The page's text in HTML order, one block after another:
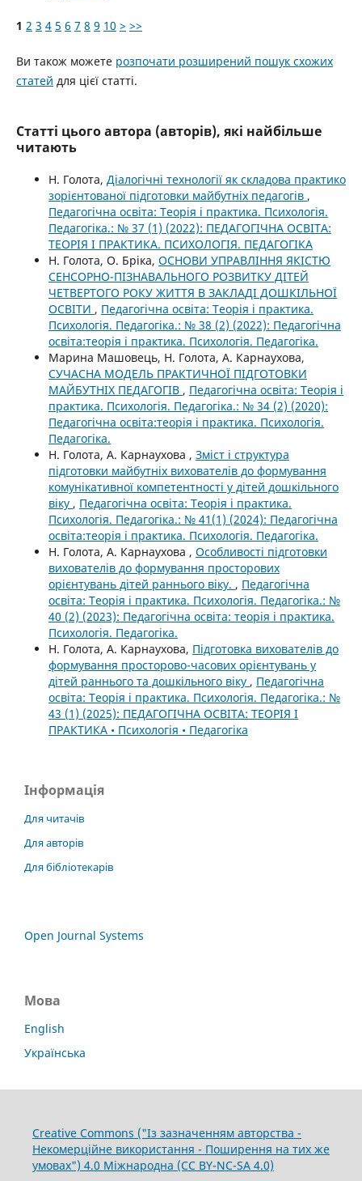
1 2 3 4 5 6 7 8 9 10 > >>
Ви також можете розпочати розширений пошук схожих
статей для цієї статті.
Статті цього автора (авторів), які найбільше
читають
Н. Голота, Діалогічні технології як складова практико
зорієнтованої підготовки майбутніх педагогів ,
Педагогічна освіта: Теорія і практика. Психологія.
Педагогіка.: № 37 (1) (2022): ПЕДАГОГІЧНА ОСВІТА:
ТЕОРІЯ І ПРАКТИКА. ПСИХОЛОГІЯ. ПЕДАГОГІКА
Н. Голота, О. Бріка, ОСНОВИ УПРАВЛІННЯ ЯКІСТЮ
СЕНСОРНО-ПІЗНАВАЛЬНОГО РОЗВИТКУ ДІТЕЙ
ЧЕТВЕРТОГО РОКУ ЖИТТЯ В ЗАКЛАДІ ДОШКІЛЬНОЇ
ОСВІТИ , Педагогічна освіта: Теорія і практика.
Психологія. Педагогіка.: № 38 (2) (2022): Педагогічна
освіта:теорія і практика. Психологія. Педагогіка.
Марина Машовець, Н. Голота, А. Карнаухова,
СУЧАСНА МОДЕЛЬ ПРАКТИЧНОЇ ПІДГОТОВКИ
МАЙБУТНІХ ПЕДАГОГІВ , Педагогічна освіта: Теорія і
практика. Психологія. Педагогіка.: № 34 (2) (2020):
Педагогічна освіта:теорія і практика. Психологія.
Педагогіка.
Н. Голота, А. Карнаухова , Зміст і структура
підготовки майбутніх вихователів до формування
комунікативної компетентності у дітей дошкільного
віку , Педагогічна освіта: Теорія і практика.
Психологія. Педагогіка.: № 41(1) (2024): Педагогічна
освіта:теорія і практика. Психологія. Педагогіка.
Н. Голота, А. Карнаухова , Особливості підготовки
вихователів до формування просторових
орієнтувань дітей раннього віку. , Педагогічна
освіта: Теорія і практика. Психологія. Педагогіка.: №
40 (2) (2023): Педагогічна освіта: теорія і практика.
Психологія. Педагогіка.
Н. Голота, А. Карнаухова, Підготовка вихователів до
формування просторово-часових орієнтувань у
дітей раннього та дошкільного віку , Педагогічна
освіта: Теорія і практика. Психологія. Педагогіка.: №
43 (1) (2025): ПЕДАГОГІЧНА ОСВІТА: ТЕОРІЯ І
ПРАКТИКА • Психологія • Педагогіка
Інформація
Для читачів
Для авторів
Для бібліотекарів
Open Journal Systems
Мова
English
Українська
Creative Commons ("Із зазначенням авторства -
Некомерційне використання - Поширення на тих же
умовах") 4.0 Міжнародна (CC BY-NC-SA 4.0)